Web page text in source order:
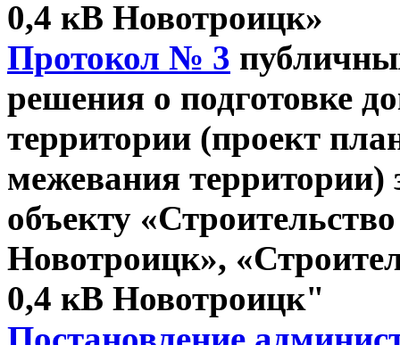
0,4 кВ Новотроицк»
Протокол № 3
решения о подготовке
территории (проект
межевания территории)
объекту
Новотроицк»,
0,4 кВ Новотроицк"